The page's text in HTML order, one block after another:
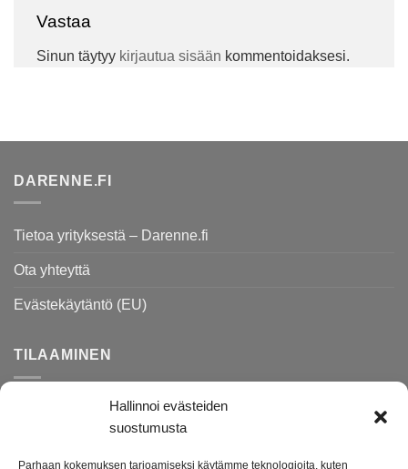
Hallinnoi evästeiden
suostumusta
Parhaan kokemuksen tarjoamiseksi käytämme teknologioita, kuten
Vastaa
Sinun täytyy kirjautua sisään kommentoidaksesi.
DARENNE.FI
Tietoa yrityksestä – Darenne.fi
Ota yhteyttä
Evästekäytäntö (EU)
TILAAMINEN
Rekisteri- ja tietosuojaseloste